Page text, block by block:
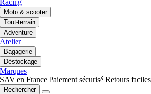
Racing
Moto & scooter
Tout-terrain
Adventure
Atelier
Bagagerie
Déstockage
Marques
SAV en France Paiement sécurisé Retours faciles
Rechercher